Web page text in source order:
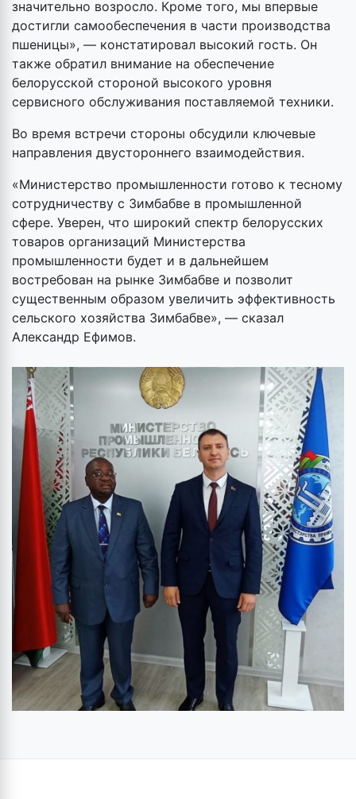
значительно возросло. Кроме того, мы впервые
достигли самообеспечения в части производства
пшеницы», — констатировал высокий гость. Он
также обратил внимание на обеспечение
белорусской стороной высокого уровня
сервисного обслуживания поставляемой техники.
Во время встречи стороны обсудили ключевые
направления двустороннего взаимодействия.
«Министерство промышленности готово к тесному
сотрудничеству с Зимбабве в промышленной
сфере. Уверен, что широкий спектр белорусских
товаров организаций Министерства
промышленности будет и в дальнейшем
востребован на рынке Зимбабве и позволит
существенным образом увеличить эффективность
сельского хозяйства Зимбабве», — сказал
Александр Ефимов.